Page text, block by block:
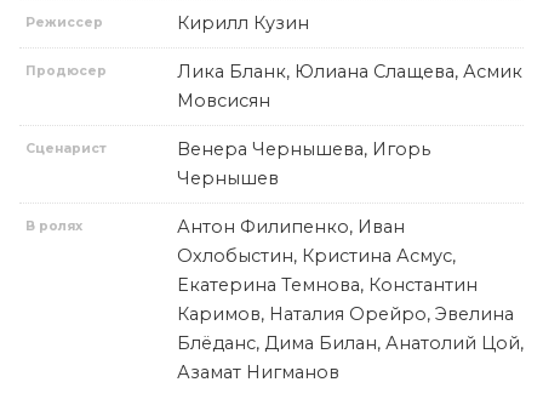
Режиссер Кирилл Кузин
Продюсер
Лика Бланк, Юлиана Слащева, Асмик
Мовсисян
Сценарист
Венера Чернышева, Игорь
Чернышев
В ролях
Антон Филипенко, Иван
Охлобыстин, Кристина Асмус,
Екатерина Темнова, Константин
Каримов, Наталия Орейро, Эвелина
Блёданс, Дима Билан, Анатолий Цой,
Азамат Нигманов